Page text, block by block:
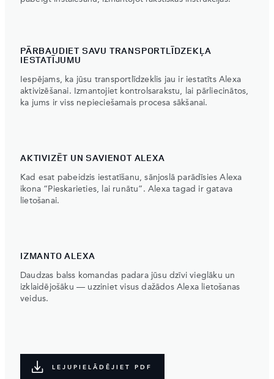
PĀRBAUDIET SAVU TRANSPORTLĪDZEKĻA
IESTATĪJUMU
Iespējams, ka jūsu transportlīdzeklis jau ir iestatīts Alexa
aktivizēšanai. Izmantojiet kontrolsarakstu, lai pārliecinātos,
ka jums ir viss nepieciešamais procesa sākšanai.
AKTIVIZĒT UN SAVIENOT ALEXA
Kad esat pabeidzis iestatīšanu, sānjoslā parādīsies Alexa
ikona “Pieskarieties, lai runātu”. Alexa tagad ir gatava
lietošanai.
IZMANTO ALEXA
Daudzas balss komandas padara jūsu dzīvi vieglāku un
izklaidējošāku — uzziniet visus dažādos Alexa lietošanas
veidus.
LEJUPIELĀDĒJIET PDF